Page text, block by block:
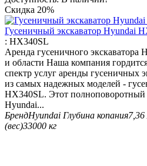
Скидка 20%
Гусеничный экскаватор Hyundai
: HX340SL
Аренда гусеничного
и области Наша компания
спектр услуг аренды гусеничных
из самых надежных моделей -
HX340SL. Этот полноповоротный
Hyundai...
БрендHyundai Глубина копания
(вес)33000 кг